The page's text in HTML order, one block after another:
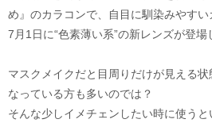
め』のカラコンで、自目に馴染みやすい
7月1日に“色素薄い系”の新レンズが登場
マスクメイクだと目周りだけが見える
なっている方も多いのでは？
そんな少しイメチェンしたい時に使うと